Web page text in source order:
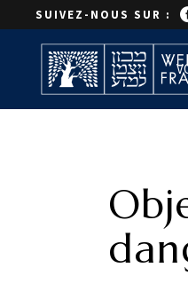
SUIVEZ-NOUS SUR :